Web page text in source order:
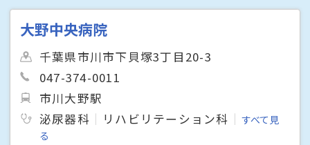
大野中央病院
千葉県市川市下貝塚3丁目20-3
047-374-0011
市川大野駅
泌尿器科
リハビリテーション科
すべて見
る